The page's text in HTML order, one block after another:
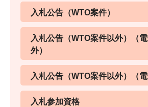
入札公告（WTO案件）
入札公告（WTO案件以外）（
外）
入札公告（WTO案件以外）（電
入札参加資格